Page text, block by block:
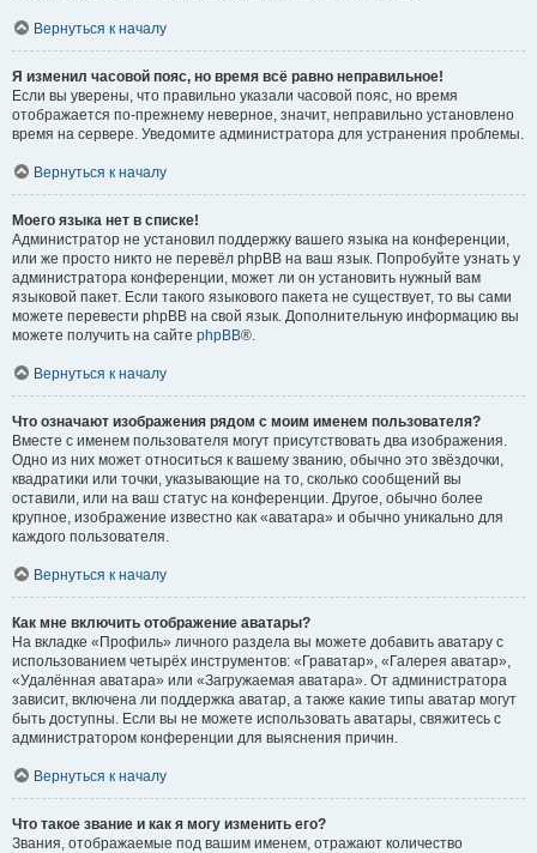
Вернуться к началу
Я изменил часовой пояс, но время всё равно неправильное!
Если вы уверены, что правильно указали часовой пояс, но время
отображается по-прежнему неверное, значит, неправильно установлено
время на сервере. Уведомите администратора для устранения проблемы.
Вернуться к началу
Моего языка нет в списке!
Администратор не установил поддержку вашего языка на конференции,
или же просто никто не перевёл phpBB на ваш язык. Попробуйте узнать у
администратора конференции, может ли он установить нужный вам
языковой пакет. Если такого языкового пакета не существует, то вы сами
можете перевести phpBB на свой язык. Дополнительную информацию вы
можете получить на сайте phpBB®.
Вернуться к началу
Что означают изображения рядом с моим именем пользователя?
Вместе с именем пользователя могут присутствовать два изображения.
Одно из них может относиться к вашему званию, обычно это звёздочки,
квадратики или точки, указывающие на то, сколько сообщений вы
оставили, или на ваш статус на конференции. Другое, обычно более
крупное, изображение известно как «аватара» и обычно уникально для
каждого пользователя.
Вернуться к началу
Как мне включить отображение аватары?
На вкладке «Профиль» личного раздела вы можете добавить аватару с
использованием четырёх инструментов: «Граватар», «Галерея аватар»,
«Удалённая аватара» или «Загружаемая аватара». От администратора
зависит, включена ли поддержка аватар, а также какие типы аватар могут
быть доступны. Если вы не можете использовать аватары, свяжитесь с
администратором конференции для выяснения причин.
Вернуться к началу
Что такое звание и как я могу изменить его?
Звания, отображаемые под вашим именем, отражают количество